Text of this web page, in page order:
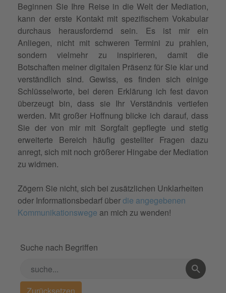
Beginnen Sie Ihre Reise in die Welt der Mediation,
kann der erste Kontakt mit spezifischem Vokabular
durchaus herausfordernd sein. Es ist mir ein
Anliegen, nicht mit schweren Termini zu prahlen,
sondern vielmehr zu inspirieren, damit die
Botschaften meiner digitalen Präsenz für Sie klar und
verständlich sind. Gewiss, es finden sich einige
Schlüsselworte, bei deren Erklärung ich fest davon
überzeugt bin, dass sie Ihr Verständnis vertiefen
werden. Mit großer Hoffnung blicke ich darauf, dass
Sie der von mir mit Sorgfalt gepflegte und stetig
erweiterte Bereich häufig gestellter Fragen dazu
anregt, sich mit noch größerer Hingabe der Mediation
zu widmen.
Zögern Sie nicht, sich bei zusätzlichen Unklarheiten
oder Informationsbedarf überdie angegebenen
Kommunikationswege an mich zu wenden!
Suche nach Begriffen